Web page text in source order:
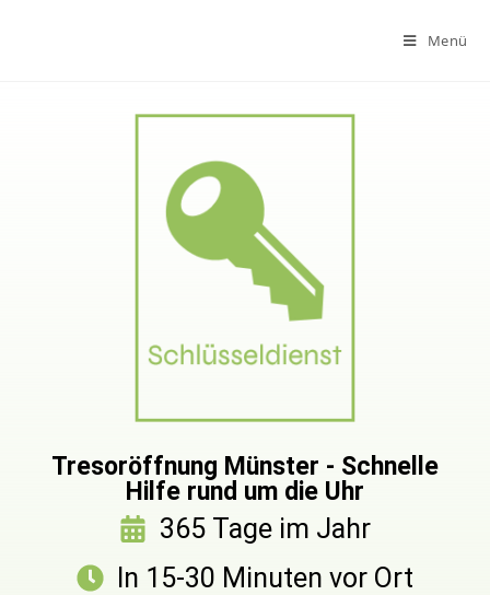
Menü
Tresoröffnung Münster - Schnelle
Hilfe rund um die Uhr
365 Tage im Jahr
In 15-30 Minuten vor Ort